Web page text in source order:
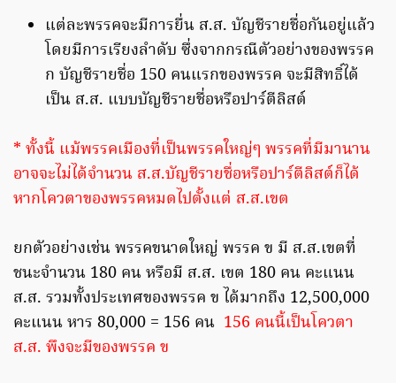
แต่ละพรรคจะมีการยื่น ส.ส. บัญชีรายชื่อกันอยู่แล้ว
โดยมีการเรียงลำดับ ซึ่งจากกรณีตัวอย่างของพรรค
ก บัญชีรายชื่อ 150 คนแรกของพรรค จะมีสิทธิ์ได้
เป็น ส.ส. แบบบัญชีรายชื่อหรือปาร์ตีลิสต์
* ทั้งนี้ แม้พรรคเมืองที่เป็นพรรคใหญ่ๆ พรรคที่มีมานาน
อาจจะไม่ได้จำนวน ส.ส.บัญชีรายชื่อหรือปาร์ตีลิสต์ก็ได้
หากโควตาของพรรคหมดไปตั้งแต่ ส.ส.เขต
ยกตัวอย่างเช่น พรรคขนาดใหญ่ พรรค ข มี ส.ส.เขตที่
ชนะจำนวน 180 คน หรือมี ส.ส. เขต 180 คน คะแนน
ส.ส. รวมทั้งประเทศของพรรค ข ได้มากถึง 12,500,000
คะแนน หาร 80,000 = 156 คน 156 คนนี้เป็นโควตา
ส.ส. พึงจะมีของพรรค ข